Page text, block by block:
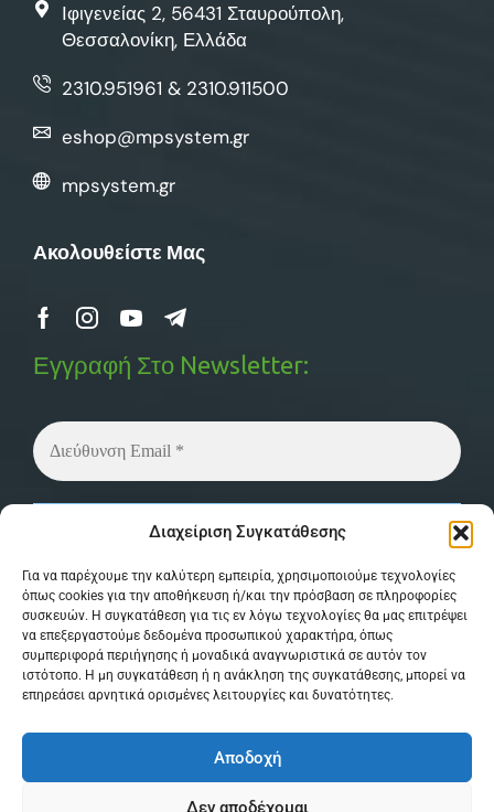
Διαχείριση Συγκατάθεσης
Για να παρέχουμε την καλύτερη εμπειρία, χρησιμοποιούμε τεχνολογίες
όπως cookies για την αποθήκευση ή/και την πρόσβαση σε πληροφορίες
συσκευών. Η συγκατάθεση για τις εν λόγω τεχνολογίες θα μας επιτρέψει
να επεξεργαστούμε δεδομένα προσωπικού χαρακτήρα, όπως
συμπεριφορά περιήγησης ή μοναδικά αναγνωριστικά σε αυτόν τον
ιστότοπο. Η μη συγκατάθεση ή η ανάκληση της συγκατάθεσης, μπορεί να
επηρεάσει αρνητικά ορισμένες λειτουργίες και δυνατότητες.
Αποδοχή
Δεν αποδέχομαι
Ιφιγενείας 2, 56431 Σταυρούπολη,
Θεσσαλονίκη, Ελλάδα
2310.951961 & 2310.911500
eshop@mpsystem.gr
mpsystem.gr
Ακολουθείστε Μας
Εγγραφή Στο Newsletter:
μας για περισσότερες λεπτομέρειες.
Reserved . Powered by